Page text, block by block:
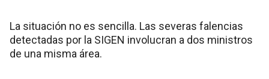
La situación no es sencilla. Las severas falencias
detectadas por la SIGEN involucran a dos ministros
de una misma área.